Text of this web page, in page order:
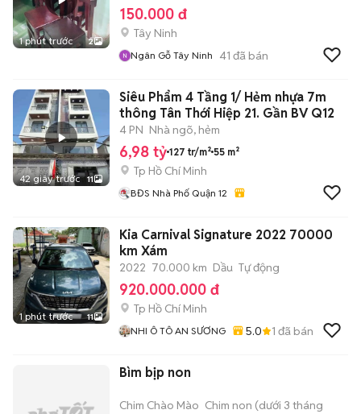
1 phút trước 2
150.000 đ
Tây Ninh
Ngân Gỗ Tây Ninh 41 đã bán
42 giây trước 11
Siêu Phẩm 4 Tầng 1/ Hẻm nhựa 7m
thông Tân Thới Hiệp 21. Gần BV Q12
4 PN Nhà ngõ, hẻm
6,98 tỷ 127 tr/m² 55 m²
Tp Hồ Chí Minh
BĐS Nhà Phố Quận 12
1 phút trước 11
Kia Carnival Signature 2022 70000
km Xám
2022 70.000 km Dầu Tự động
920.000.000 đ
Tp Hồ Chí Minh
NHI Ô TÔ AN SƯƠNG 5.0 1 đã bán
Bìm bịp non
Chim Chào Mào Chim non (dưới 3 tháng